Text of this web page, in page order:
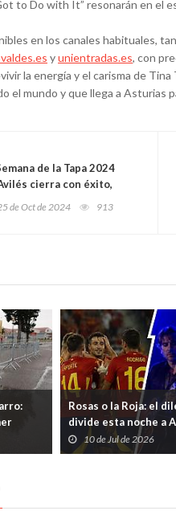
to Do with It” resonarán en el
en los canales habituales,
yunientradas.es, con
la energía y el carisma de
el mundo y que llega a Asturias
de la Tapa 2024
cierra con éxito,
más de 10.000
de Oct de 2024 913
Rosas o la Roja: el
divide esta noche a
10 de Jul de 2026